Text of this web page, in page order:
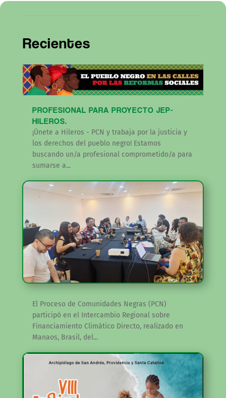
Recientes
PROFESIONAL PARA PROYECTO JEP-
HILEROS.
¡Únete a Hileros - PCN y trabaja por la justicia y
los derechos del pueblo negro! Estamos
buscando un/a profesional comprometido/a para
sumarse a...
El Proceso de Comunidades Negras (PCN)
participó en el Intercambio Regional sobre
Financiamiento Climático Directo, realizado en
Manaos, Brasil, del...